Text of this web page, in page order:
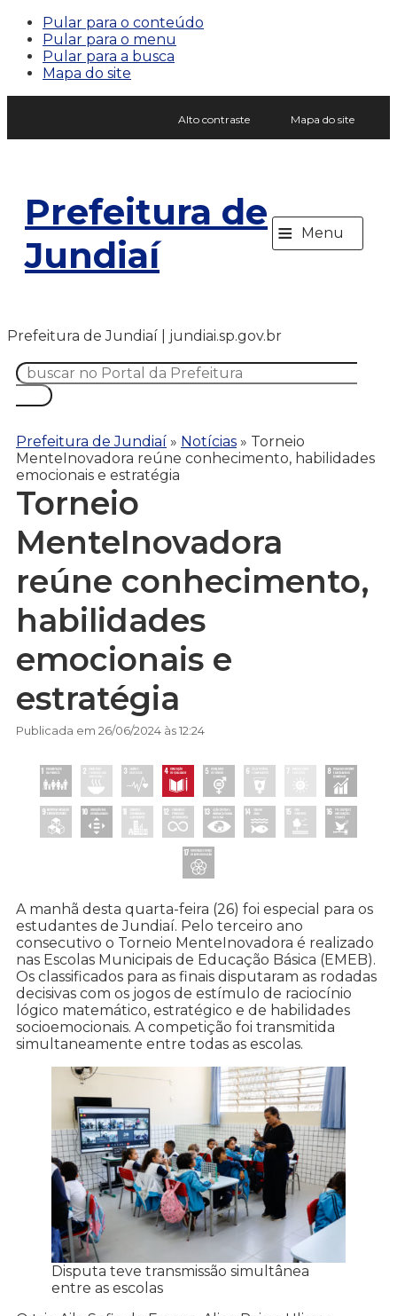
Pular para o conteúdo
Pular para o menu
Pular para a busca
Mapa do site
Alto contraste Mapa do site
Prefeitura de
Jundiaí
≡ Menu
Prefeitura de Jundiaí | jundiai.sp.gov.br
Prefeitura de Jundiaí » Notícias » Torneio
MenteInovadora reúne conhecimento, habilidades
emocionais e estratégia
Torneio
MenteInovadora
reúne conhecimento,
habilidades
emocionais e
estratégia
Publicada em 26/06/2024 às 12:24
A manhã desta quarta-feira (26) foi especial para os
estudantes de Jundiaí. Pelo terceiro ano
consecutivo o Torneio MenteInovadora é realizado
nas Escolas Municipais de Educação Básica (EMEB).
Os classificados para as finais disputaram as rodadas
decisivas com os jogos de estímulo de raciocínio
lógico matemático, estratégico e de habilidades
socioemocionais. A competição foi transmitida
simultaneamente entre todas as escolas.
Disputa teve transmissão simultânea
entre as escolas